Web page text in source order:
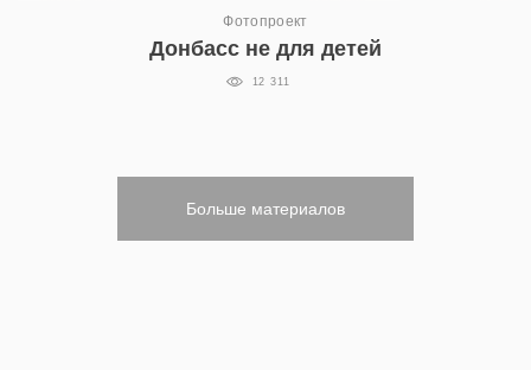
Фотопроект
Донбасс не для детей
12 311
Больше материалов